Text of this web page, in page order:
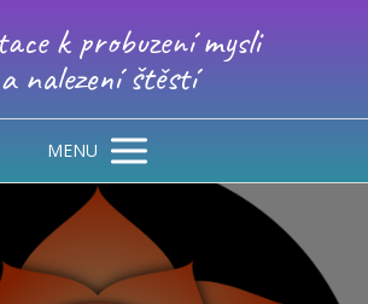
k probuzení mysli
a nalezení štěstí
MENU